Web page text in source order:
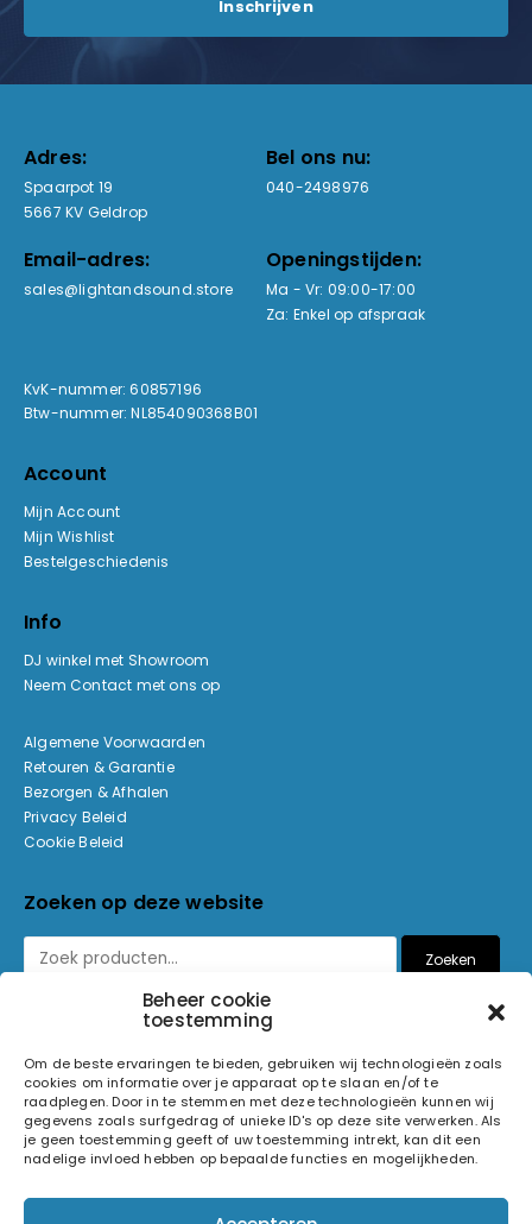
Beheer cookie
toestemming
Om de beste ervaringen te bieden, gebruiken wij technologieën zoals
cookies om informatie over je apparaat op te slaan en/of te
raadplegen. Door in te stemmen met deze technologieën kunnen wij
gegevens zoals surfgedrag of unieke ID's op deze site verwerken. Als
je geen toestemming geeft of uw toestemming intrekt, kan dit een
nadelige invloed hebben op bepaalde functies en mogelijkheden.
Adres:
Spaarpot 19
5667 KV Geldrop
Bel ons nu:
040-2498976
Email-adres:
sales@lightandsound.store
Openingstijden:
Ma - Vr: 09:00-17:00
Za: Enkel op afspraak
KvK-nummer: 60857196
Btw-nummer: NL854090368B01
Account
Mijn Account
Mijn Wishlist
Bestelgeschiedenis
Info
DJ winkel met Showroom
Neem Contact met ons op
Algemene Voorwaarden
Retouren & Garantie
Bezorgen & Afhalen
Privacy Beleid
Cookie Beleid
Zoeken op deze website
Zoeken
© 2026 Light and Sound Factory. Alle rechten voorbehouden.